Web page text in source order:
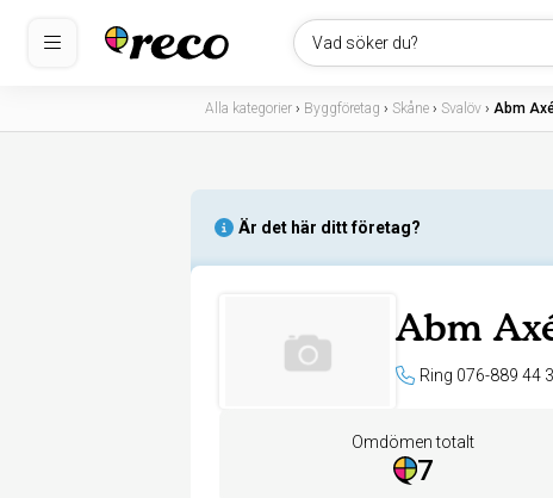
Vad söker du?
Alla kategorier › Byggföretag › Skåne › Svalöv › Abm
Är det här ditt företag?
Abm
Ring 076-889 44
Omdömen totalt
7